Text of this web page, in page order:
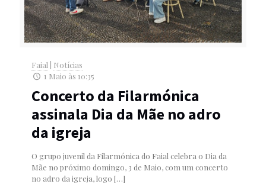
Faial
Notícias
1 Maio às 10:35
Concerto da Filarmónica
assinala Dia da Mãe no adro
da igreja
O grupo juvenil da Filarmónica do Faial celebra o Dia da
Mãe no próximo domingo, 3 de Maio, com um concerto
no adro da igreja, logo […]